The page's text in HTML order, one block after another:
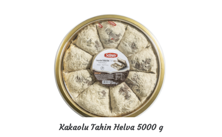
Kakaolu Tahin Helva 5000 g